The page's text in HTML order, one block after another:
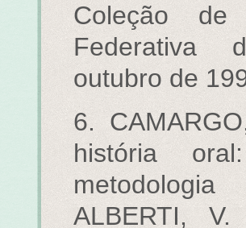
Coleção
Federativa
outubro de
6.
história
ALBERTI,